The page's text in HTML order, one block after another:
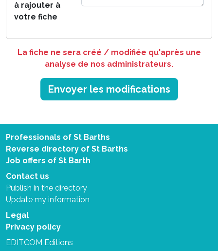
à rajouter à
votre fiche
La fiche ne sera créé / modifiée qu'après une
analyse de nos administrateurs.
Envoyer les modifications
Professionals of St Barths
Reverse directory of St Barths
Job offers of St Barth
Contact us
Publish in the directory
Update my information
Legal
Privacy policy
EDITCOM Editions